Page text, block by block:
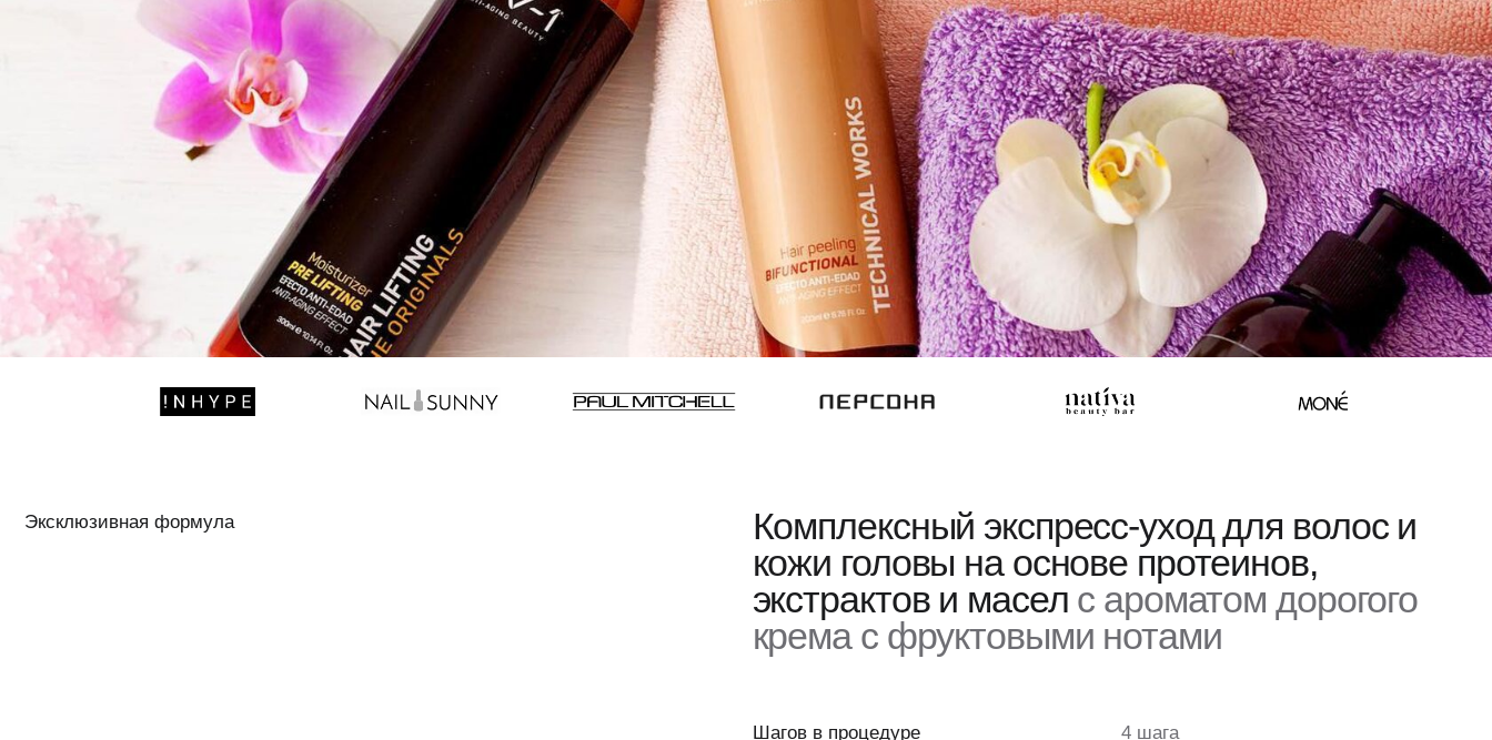
Эксклюзивная формула Комплексный экспресс-уход для волос и
крема с фруктовыми нотами
Шагов в процедуре 4 шага
Время на процедуру 30 мин.